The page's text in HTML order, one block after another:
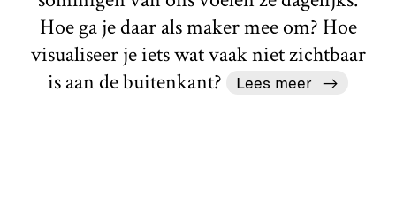
Hoe ga je daar als maker mee om? Hoe
visualiseer je iets wat vaak niet zichtbaar
is aan de buitenkant?
Lees meer